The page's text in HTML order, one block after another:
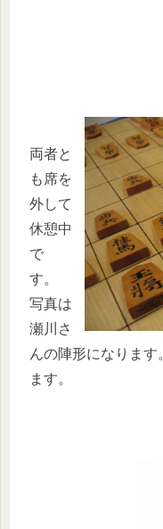
両者と
も席を
外して
休憩中
で
す。
写真は
瀬川さ
んの陣形になりま
ます。